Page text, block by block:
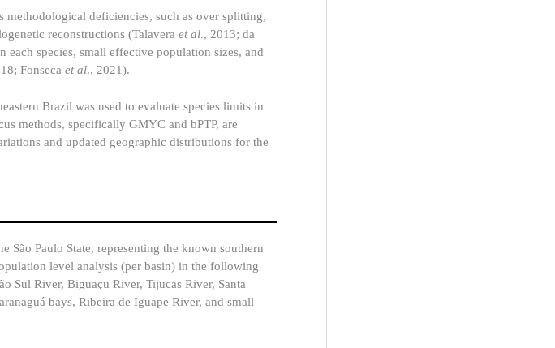
methodological deficiencies, such as over splitting,
reconstructions (Talavera et al., 2013; da
species, small effective population sizes, and
Fonseca et al., 2021).
Brazil was used to evaluate species limits in
methods, specifically GMYC and bPTP, are
and updated geographic distributions for the
São Paulo State, representing the known southern
level analysis (per basin) in the following
Sul River, Biguaçu River, Tijucas River, Santa
bays, Ribeira de Iguape River, and small